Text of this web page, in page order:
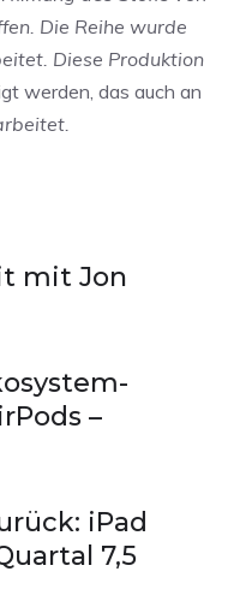
Die Reihe wurde
Diese Produktion
werden, das auch an
mit Jon
–
iPad
7,5